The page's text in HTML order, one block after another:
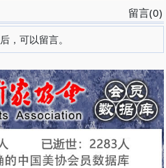
留言(0)
后，可以留言。